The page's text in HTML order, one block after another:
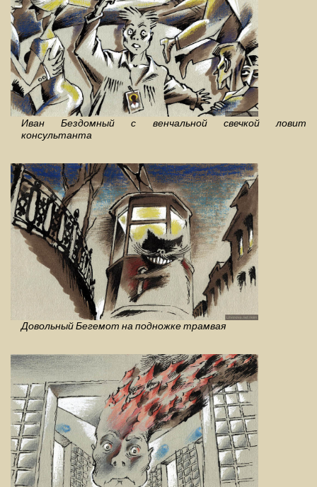
Иван Бездомный с венчальной свечкой ловит
консультанта
Довольный Бегемот на подножке трамвая